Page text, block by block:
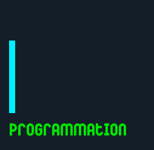
Programmation